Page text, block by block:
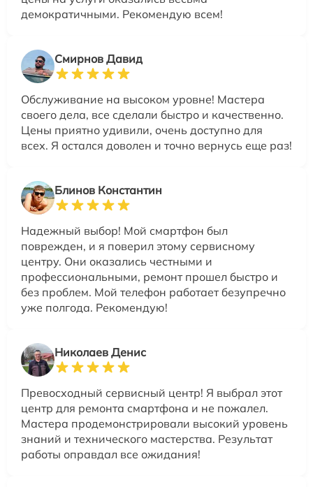
демократичными. Рекомендую всем!
Смирнов Давид
Обслуживание на высоком уровне! Мастера
своего дела, все сделали быстро и качественно.
Цены приятно удивили, очень доступно для
всех. Я остался доволен и точно вернусь еще раз!
Блинов Константин
Надежный выбор! Мой смартфон был
поврежден, и я поверил этому сервисному
центру. Они оказались честными и
профессиональными, ремонт прошел быстро и
без проблем. Мой телефон работает безупречно
уже полгода. Рекомендую!
Николаев Денис
Превосходный сервисный центр! Я выбрал этот
центр для ремонта смартфона и не пожалел.
Мастера продемонстрировали высокий уровень
знаний и технического мастерства. Результат
работы оправдал все ожидания!